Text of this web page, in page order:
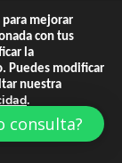
para mejorar
con tus
la
Puedes modificar
nuestra
.
consulta?